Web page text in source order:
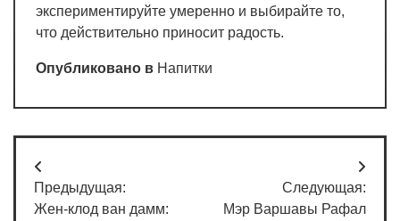
экспериментируйте умеренно и выбирайте то,
что действительно приносит радость.
Опубликовано в Напитки
Навигация
по
Предыдущая:
Жен-клод ван дамм:
Следующая:
Мэр Варшавы Рафал